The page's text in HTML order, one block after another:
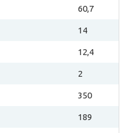
60,7
14
12,4
2
350
189